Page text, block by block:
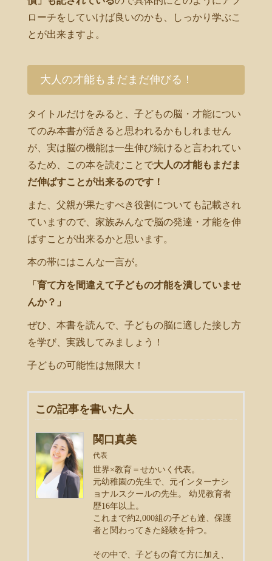
ローチをしていけば良いのかも、しっかり学ぶこ
とが出来ますよ。
大人の才能もまだまだ伸びる！
タイトルだけをみると、子どもの脳・才能につい
てのみ本書が活きると思われるかもしれません
が、実は脳の機能は一生伸び続けると言われてい
るため、この本を読むことで大人の才能もまだま
だ伸ばすことが出来るのです！
また、父親が果たすべき役割についても記載され
ていますので、家族みんなで脳の発達・才能を伸
ばすことが出来るかと思います。
本の帯にはこんな一言が。
「育て方を間違えて子どもの才能を潰していませ
んか？」
ぜひ、本書を読んで、子どもの脳に適した接し方
を学び、実践してみましょう！
子どもの可能性は無限大！
この記事を書いた人
関口真美
代表
世界×教育＝せかいく代表。
元幼稚園の先生で、元インターナシ
ョナルスクールの先生。 幼児教育者
歴16年以上。
これまで約2,000組の子ども達、保護
者と関わってきた経験を持つ。
その中で、子どもの育て方に加え、